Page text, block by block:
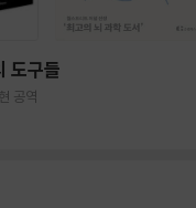
도구들
공역